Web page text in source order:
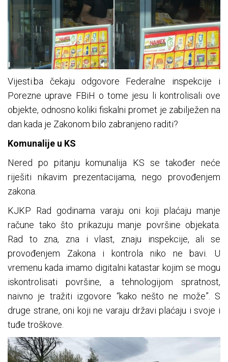
Vijesti.ba čekaju odgovore Federalne inspekcije i
Porezne uprave FBiH o tome jesu li kontrolisali ove
objekte, odnosno koliki fiskalni promet je zabilježen na
dan kada je Zakonom bilo zabranjeno raditi?
Komunalije u KS
Nered po pitanju komunalija KS se također neće
riješiti nikavim prezentacijama, nego provođenjem
zakona.
KJKP Rad godinama varaju oni koji plaćaju manje
račune tako što prikazuju manje površine objekata.
Rad to zna, zna i vlast, znaju inspekcije, ali se
provođenjem Zakona i kontrola niko ne bavi. U
vremenu kada imamo digitalni katastar kojim se mogu
iskontrolisati površine, a tehnologijom spratnost,
naivno je tražiti izgovore “kako nešto ne može”. S
druge strane, oni koji ne varaju državi plaćaju i svoje i
tuđe troškove.